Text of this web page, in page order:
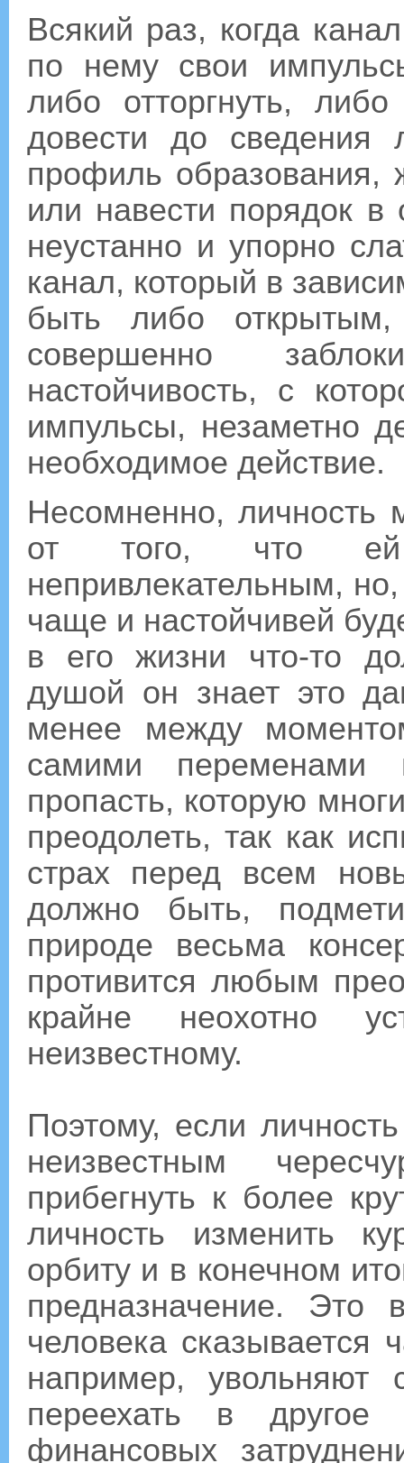
Всякий раз, когда
по нему свои
либо отторгнуть,
довести до сведения
профиль образования,
или навести порядок
неустанно и упорно
канал, который в
быть либо
совершенно
настойчивость, с
импульсы, незаметно
необходимое действие.
Несомненно, личность
от того, что
непривлекательным,
чаще и настойчивей
в его жизни что-то
душой он знает это
менее между
самими переменами
пропасть, которую
преодолеть, так как
страх перед всем
должно быть,
природе весьма
противится любым
крайне неохотно
неизвестному.
Поэтому, если
неизвестным
прибегнуть к более
личность изменить
орбиту и в конечном
предназначение. Это
человека сказывается
например,
переехать в
финансовых